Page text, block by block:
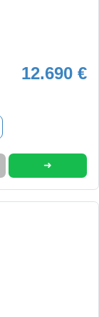
12.690 €
➜